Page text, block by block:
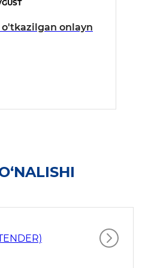
o'tkazilgan onlayn